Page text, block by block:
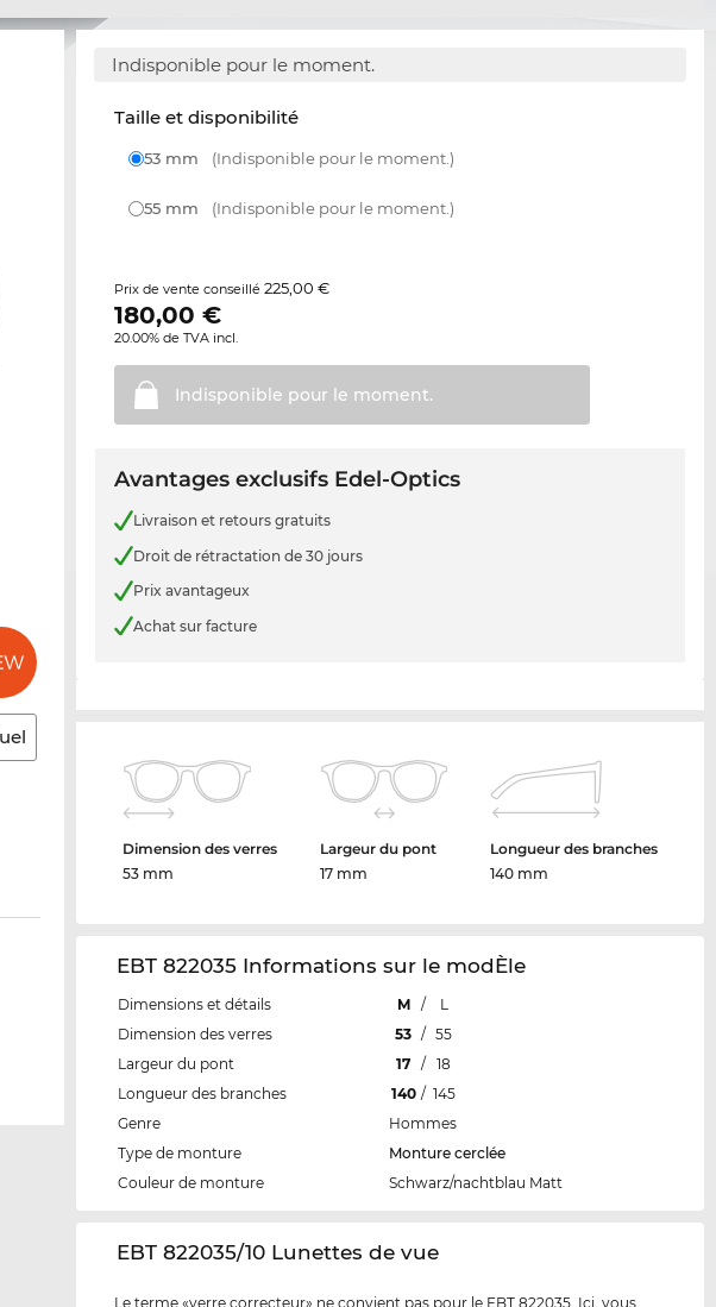
Indisponible pour le moment.
Taille et disponibilité
53 mm (Indisponible pour le moment.)
55 mm (Indisponible pour le moment.)
Prix de vente conseillé225,00 €
180,00 €
20.00% de TVA incl.
Indisponible pour le moment.
Avantages exclusifs Edel-Optics
Livraison et retours gratuits
Droit de rétractation de 30 jours
Prix avantageux
Achat sur facture
Dimension des verres
53 mm
Largeur du pont
17 mm
Longueur des branches
140 mm
EBT 822035 Informations sur le modÈle
Dimensions et détails M /
L
Dimension des verres
53 / 55
Largeur du pont
17 /
18
Longueur des branches
140 / 145
Genre
Hommes
Type de monture
Monture cerclée
Couleur de monture
Schwarz/nachtblau Matt
‌EBT 822035/10 Lunettes de vue
Le terme «verre correcteur» ne convient pas pour le EBT 822035. Ici, vous